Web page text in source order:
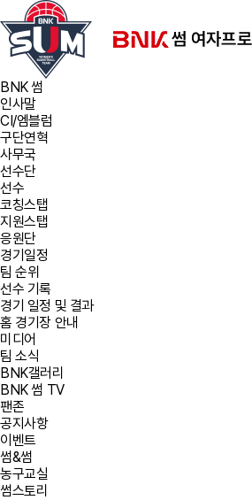
BNK 썸
인사말
CI/엠블럼
구단연혁
사무국
선수단
선수
코칭스탭
지원스탭
응원단
경기일정
팀 순위
선수 기록
경기 일정 및 결과
홈 경기장 안내
미디어
팀 소식
BNK갤러리
BNK 썸 TV
팬존
공지사항
이벤트
썸&썸
농구교실
썸스토리